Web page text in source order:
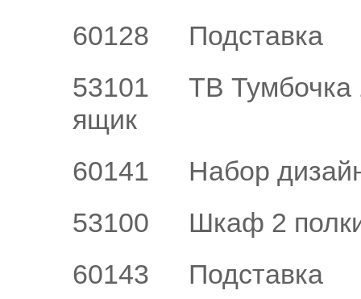
60128
Подставка
53101
ТВ Тумбочка
ящик
60141
Набор
53100
Шкаф 2
60143
Подставка